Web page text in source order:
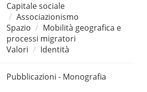
Capitale sociale
Associazionismo
Spazio
Mobilità geografica e
processi migratori
Valori
Identità
Pubblicazioni - Monografia